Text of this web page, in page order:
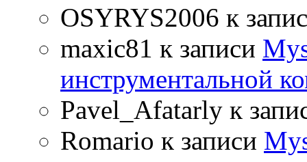
OSYRYS2006 к
maxic81 к записи
инструментальной
Pavel_Afatarly к
Romario к записи